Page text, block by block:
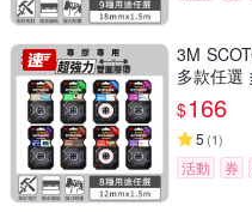
3M
多款任選
$166
5 (1)
活動 券